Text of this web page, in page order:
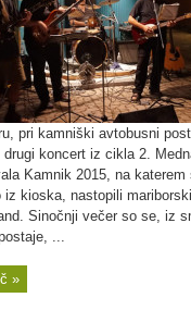
pri kamniški avtobusni
koncert iz cikla 2.
Kamnik 2015, na katerem
iz kioska, nastopili
Sinočnji večer so se, iz
...
»